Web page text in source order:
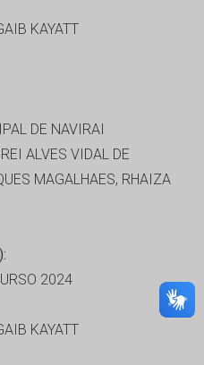
KAYATT
DE NAVIRAI
ALVES VIDAL DE
MAGALHAES, RHAIZA
2024
KAYATT